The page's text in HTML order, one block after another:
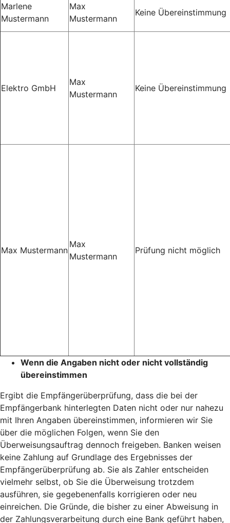
Marlene
Mustermann
Max
Mustermann
Keine Übereinstimmung
Elektro GmbH
Max
Mustermann
Keine Übereinstimmung
Max Mustermann
Max
Mustermann
Prüfung nicht möglich
Wenn die Angaben nicht oder nicht vollständig
übereinstimmen
Ergibt die Empfängerüberprüfung, dass die bei der
Empfängerbank hinterlegten Daten nicht oder nur nahezu
mit Ihren Angaben übereinstimmen, informieren wir Sie
über die möglichen Folgen, wenn Sie den
Überweisungsauftrag dennoch freigeben. Banken weisen
keine Zahlung auf Grundlage des Ergebnisses der
Empfängerüberprüfung ab. Sie als Zahler entscheiden
vielmehr selbst, ob Sie die Überweisung trotzdem
ausführen, sie gegebenenfalls korrigieren oder neu
einreichen. Die Gründe, die bisher zu einer Abweisung in
der Zahlungsverarbeitung durch eine Bank geführt haben,